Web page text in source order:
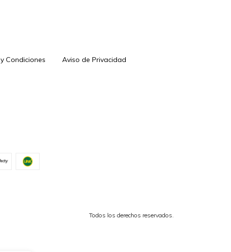
Condiciones Aviso de Privacidad
Todos los derechos reservados.